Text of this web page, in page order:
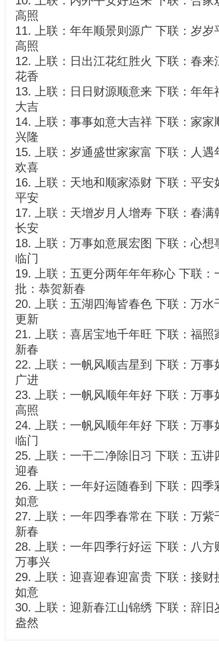
高照
11. 上联：年年顺景则源广 下联：岁
高照
12. 上联：日出江花红胜火 下联：春
花香
13. 上联：日日财源顺意来 下联：年
大吉
14. 上联：事事如意大吉祥 下联：家
兴隆
15. 上联：岁通盛世家家富 下联：人
欢喜
16. 上联：天地和顺家添财 下联：平
平安
17. 上联：天增岁月人增寿 下联：春
长安
18. 上联：万事如意展宏图 下联：心
临门
19. 上联：五更分两年年年称心 下联
批：恭贺新春
20. 上联：五湖四海皆春色 下联：万
更新
21. 上联：喜居宝地千年旺 下联：福
新春
22. 上联：一帆风顺吉星到 下联：万
广进
23. 上联：一帆风顺年年好 下联：万
高照
24. 上联：一帆风顺年年好 下联：万
临门
25. 上联：一干二净除旧习 下联：五
迎春
26. 上联：一年好运随春到 下联：四
如意
27. 上联：一年四季春常在 下联：万
新春
28. 上联：一年四季行好运 下联：八
万事兴
29. 上联：迎喜迎春迎富贵 下联：接
如意
30. 上联：迎新春江山锦绣 下联：辞
盎然